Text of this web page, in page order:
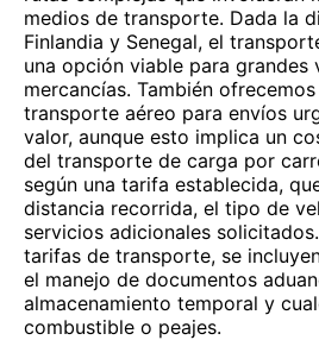
medios de transporte. Dada la
Finlandia y Senegal, el
una opción viable para grandes
mercancías. También
transporte aéreo para envíos
valor, aunque esto implica un
del transporte de carga por
según una tarifa establecida,
distancia recorrida, el tipo de
servicios adicionales
tarifas de transporte, se
el manejo de documentos
almacenamiento temporal y
combustible o peajes.